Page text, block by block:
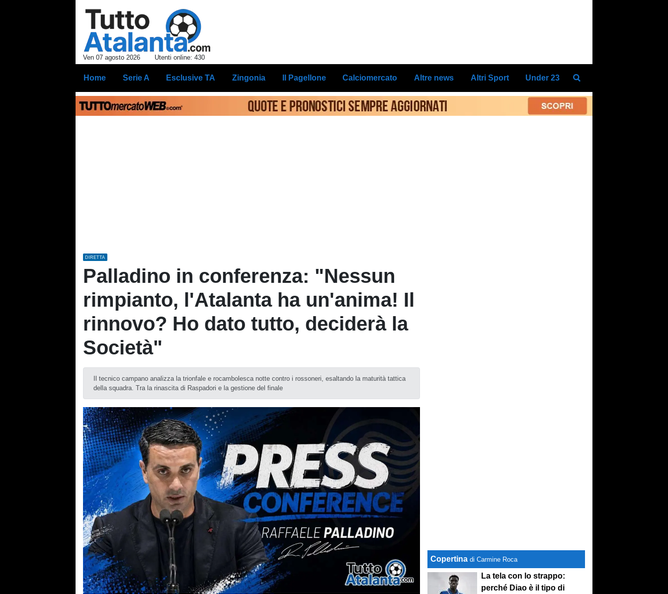
Ven 07 agosto 2026 Utenti online: 430
Home Serie A Esclusive TA Zingonia Il Pagellone Calciomercato Altre news Altri Sport Under 23
DIRETTA
Palladino in conferenza: "Nessun
rimpianto, l'Atalanta ha un'anima! Il
rinnovo? Ho dato tutto, deciderà la
Società"
Il tecnico campano analizza la trionfale e rocambolesca notte contro i rossoneri, esaltando la maturità tattica
della squadra. Tra la rinascita di Raspadori e la gestione del finale
Copertina di Carmine Roca
La tela con lo strappo:
perché Diao è il tipo di